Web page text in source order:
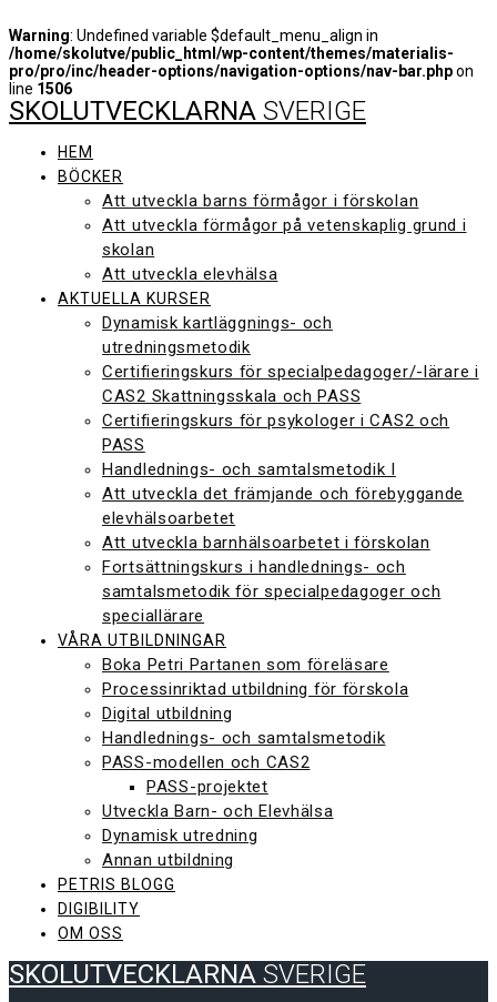
Warning: Undefined variable $default_menu_align in
/home/skolutve/public_html/wp-content/themes/materialis-
pro/pro/inc/header-options/navigation-options/nav-bar.phpon
line 1506
Hoppa
till
SKOLUTVECKLARNA SVERIGE
HEM
BÖCKER
Att utveckla barns förmågor i förskolan
Att utveckla förmågor på vetenskaplig grund i
skolan
Att utveckla elevhälsa
AKTUELLA KURSER
Dynamisk kartläggnings- och
utredningsmetodik
Certifieringskurs för specialpedagoger/-lärare i
CAS2 Skattningsskala och PASS
Certifieringskurs för psykologer i CAS2 och
PASS
Handlednings- och samtalsmetodik I
Att utveckla det främjande och förebyggande
elevhälsoarbetet
Att utveckla barnhälsoarbetet i förskolan
Fortsättningskurs i handlednings- och
samtalsmetodik för specialpedagoger och
speciallärare
VÅRA UTBILDNINGAR
Boka Petri Partanen som föreläsare
Processinriktad utbildning för förskola
Digital utbildning
Handlednings- och samtalsmetodik
PASS-modellen och CAS2
PASS-projektet
Utveckla Barn- och Elevhälsa
Dynamisk utredning
Annan utbildning
PETRIS BLOGG
DIGIBILITY
OM OSS
SKOLUTVECKLARNA SVERIGE